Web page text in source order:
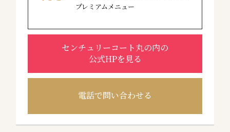
プレミアムメニュー
センチュリーコート丸の内の
公式HPを見る
電話で問い合わせる